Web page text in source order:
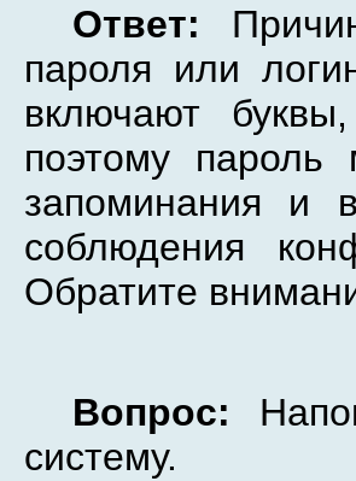
Ответ:
пароля или
включают
поэтому
запоминания и
соблюдения
Обратите
Вопрос:
систему.